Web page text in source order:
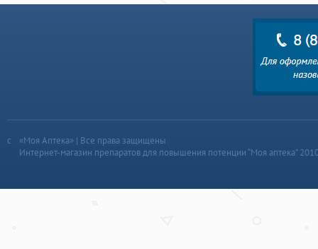
«Моя Аптека» | Все права защищены
Интернет-магазин препаратов для повышения потенции “Моя аптека”